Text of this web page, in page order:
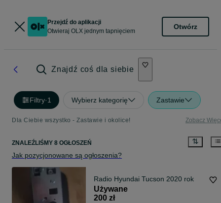
Przejdź do aplikacji
Otwieraj OLX jednym tapnięciem
Otwórz
Znajdź coś dla siebie
Filtry·1 Wybierz kategorię Zastawie
Dla Ciebie wszystko - Zastawie i okolice! Zobacz
ZNALEŹLIŚMY 8 OGŁOSZEŃ
Jak pozycjonowane są ogłoszenia?
Radio Hyundai Tucson 2020 rok
Używane
200 zł